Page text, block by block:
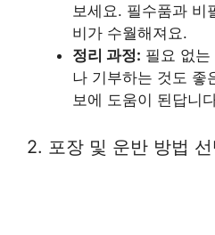
보세요. 필수품과 비
비가 수월해져요.
정리 과정: 필요 없는
나 기부하는 것도 좋
보에 도움이 된답니
2. 포장 및 운반 방법 선